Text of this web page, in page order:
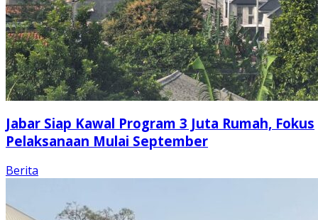
Jabar Siap Kawal Program 3 Juta Rumah, Fokus
Pelaksanaan Mulai September
Berita